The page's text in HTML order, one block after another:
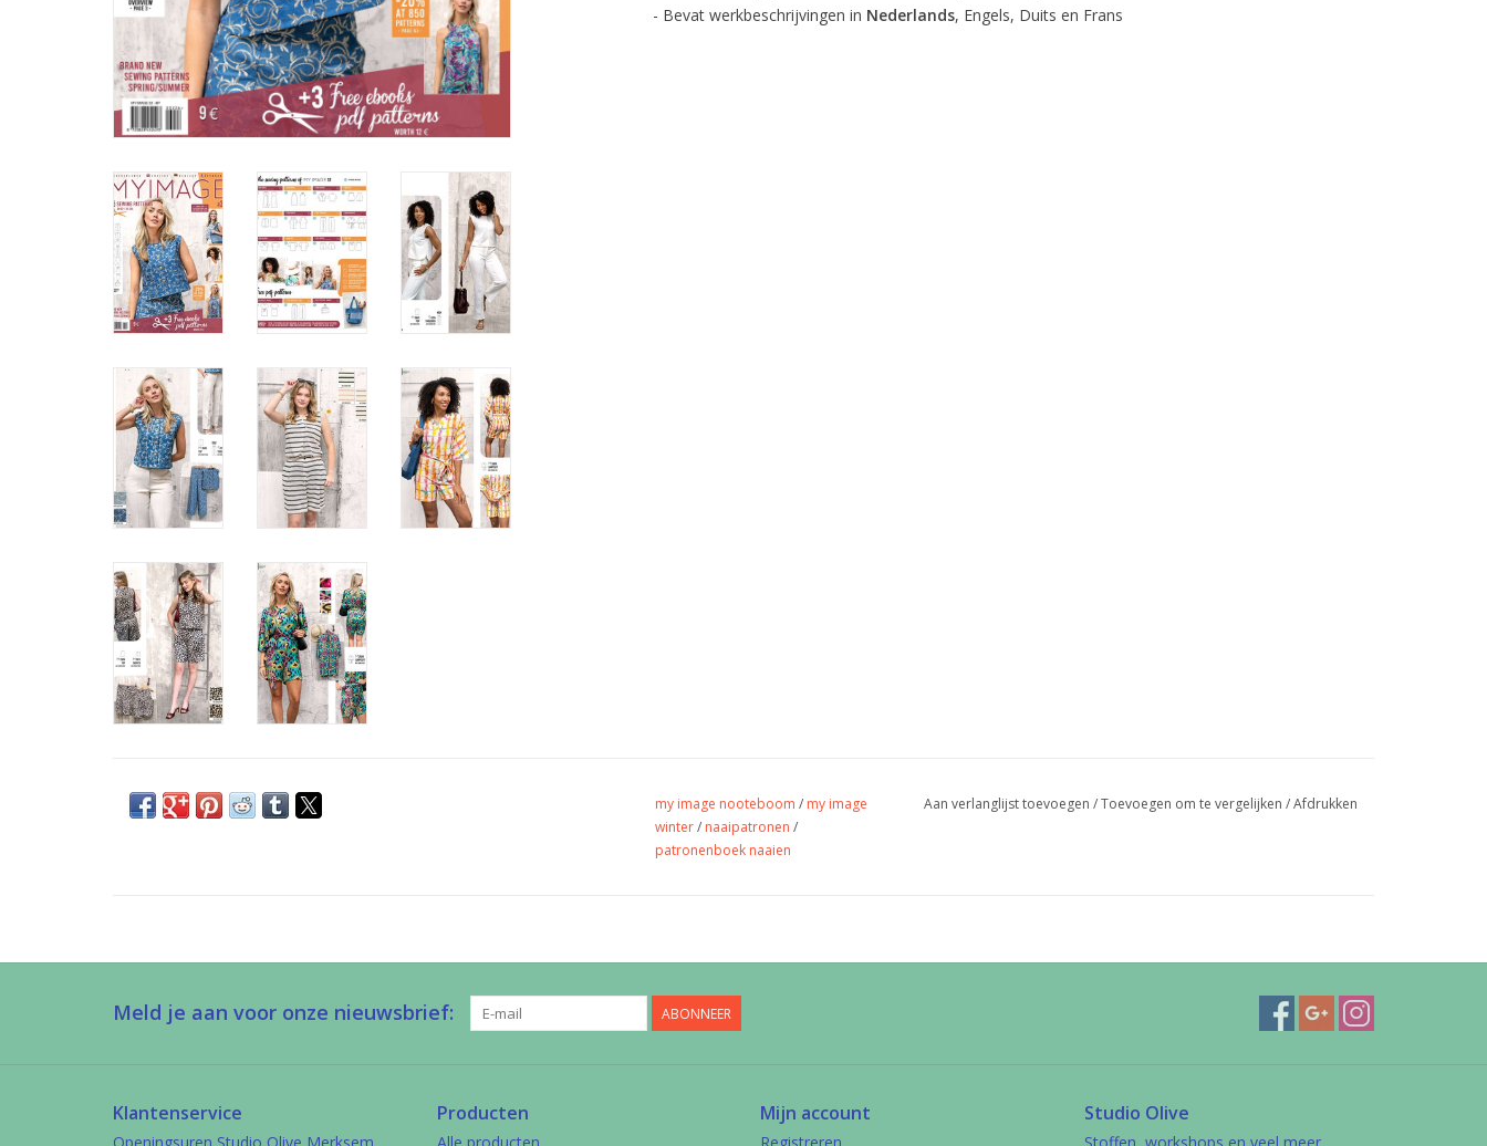
- Bevat werkbeschrijvingen in Nederlands, Engels, Duits en Frans
my image nooteboom / my image
winter/ naaipatronen /
patronenboek naaien
Aan verlanglijst toevoegen /Toevoegen om te vergelijken /Afdrukken
Meld je aan voor onze nieuwsbrief: ABONNEER
Klantenservice
Openingsuren Studio Olive Merksem
Producten
Alle producten
Mijn account
Registreren
Studio Olive
Stoffen, workshops en veel meer....